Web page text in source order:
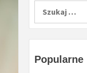
Popularne